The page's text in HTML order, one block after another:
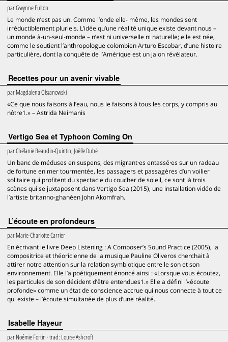
parGwynne Fulton
Le monde n’est pas un. Comme l’onde elle- même, les mondes sont
irréductiblement pluriels. L’idée qu’une réalité unique existe devant nous –
un monde à-un-seul-monde – n’est ni universelle ni naturelle; elle est née,
comme le soutient l’anthropologue colombien Arturo Escobar, d’une histoire
particulière, dont la conquête de l’Amérique est un jalon révélateur.
Recettes pour un avenir vivable
parMagdalena Olszanowski
«Ce que nous faisons à l’eau, nous le faisons à tous les corps, y compris au
nôtre1.» – Astrida Neimanis
Vertigo Sea et Typhoon Coming On
parChélanie Beaudin-Quintin, Joëlle Dubé
Un banc de méduses en suspens, des migrant·es entassé·es sur un radeau
de fortune en mer tourmentée, les passagers et passagères d’un voilier
solitaire qui profitent du spectacle du coucher de soleil, ce sont là trois
scènes qui se juxtaposent dans Vertigo Sea (2015), une installation vidéo de
l’artiste britanno-ghanéen John Akomfrah.
L’écoute en profondeurs
parMarie-Charlotte Carrier
En écrivant le livre Deep Listening : A Composer’s Sound Practice (2005), la
compositrice et théoricienne de la musique Pauline Oliveros cherchait à
attirer notre attention sur la relation symbiotique entre le son et son
environnement. Elle l’a poétiquement énoncé ainsi : «Lorsque vous écoutez,
les particules de son décident d’être entendues1.» Elle a défini l’«écoute
profonde» comme un état de conscience accrue qui nous connecte à tout ce
qui existe – l’écoute simultanée de plus d’une réalité.
Isabelle Hayeur
parNoémie Fortin · trad: Louise Ashcroft